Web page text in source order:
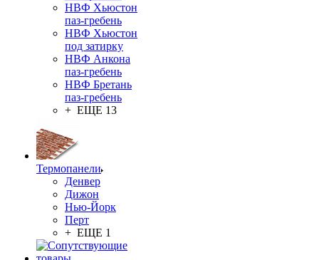
НВФ Хьюстон
паз-гребень
НВФ Хьюстон
под затирку
НВФ Анкона
паз-гребень
НВФ Бретань
паз-гребень
+ ЕЩЕ 13
Термопанели
Денвер
Дижон
Нью-Йорк
Перт
+ ЕЩЕ 1